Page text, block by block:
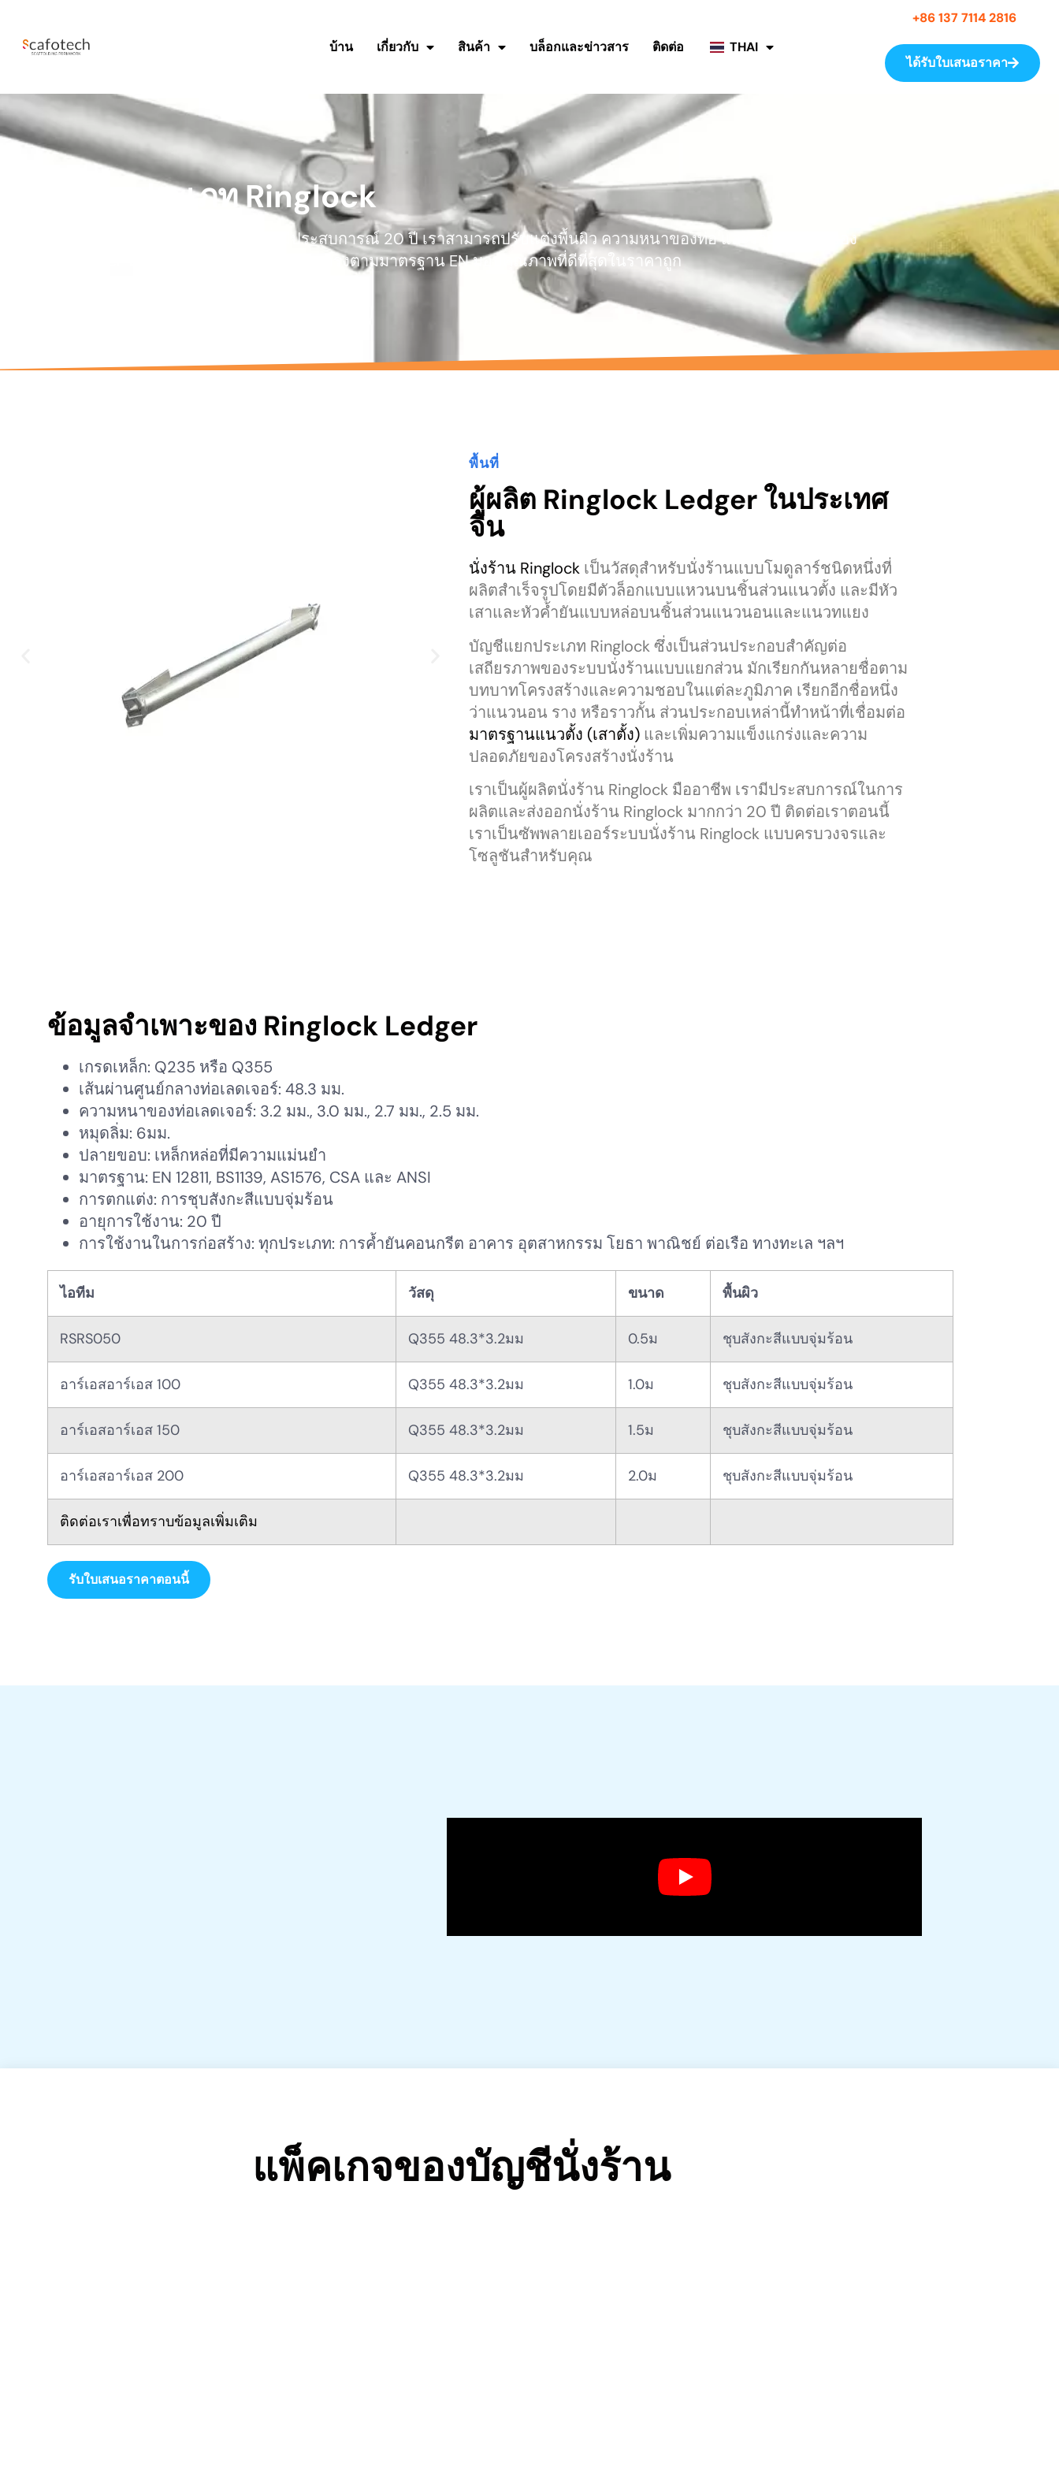
บ้าน เกี่ยวกับ สินค้า บล็อกและข่าวสาร ติดต่อ THAI
+86 137 7114 2816
ได้รับใบเสนอราคา
บัญชีแยกประเภท Ringlock
ผู้ผลิต Ringlock Ledger ในประเทศจีนซึ่งมีประสบการณ์ 20 ปี เราสามารถปรับแต่งพื้นผิว ความหนาของท่อ และรายละเอียดของ
Ringlock Ledger ได้ตามความต้องการของคุณ ตรงตามมาตรฐาน EN มอบคุณภาพที่ดีที่สุดในราคาถูก
พื้นที่
ผู้ผลิต Ringlock Ledger ในประเทศ
จีน
นั่งร้าน Ringlock เป็นวัสดุสำหรับนั่งร้านแบบโมดูลาร์ชนิดหนึ่งที่
ผลิตสำเร็จรูปโดยมีตัวล็อกแบบแหวนบนชิ้นส่วนแนวตั้ง และมีหัว
เสาและหัวค้ำยันแบบหล่อบนชิ้นส่วนแนวนอนและแนวทแยง
บัญชีแยกประเภท Ringlock ซึ่งเป็นส่วนประกอบสำคัญต่อ
เสถียรภาพของระบบนั่งร้านแบบแยกส่วน มักเรียกกันหลายชื่อตาม
บทบาทโครงสร้างและความชอบในแต่ละภูมิภาค เรียกอีกชื่อหนึ่ง
ว่าแนวนอน ราง หรือราวกั้น ส่วนประกอบเหล่านี้ทำหน้าที่เชื่อมต่อ
มาตรฐานแนวตั้ง (เสาตั้ง) และเพิ่มความแข็งแกร่งและความ
ปลอดภัยของโครงสร้างนั่งร้าน
เราเป็นผู้ผลิตนั่งร้าน Ringlock มืออาชีพ เรามีประสบการณ์ในการ
ผลิตและส่งออกนั่งร้าน Ringlock มากกว่า 20 ปี ติดต่อเราตอนนี้
เราเป็นซัพพลายเออร์ระบบนั่งร้าน Ringlock แบบครบวงจรและ
โซลูชันสำหรับคุณ
ข้อมูลจำเพาะของ Ringlock Ledger
เกรดเหล็ก: Q235 หรือ Q355
เส้นผ่านศูนย์กลางท่อเลดเจอร์: 48.3 มม.
ความหนาของท่อเลดเจอร์: 3.2 มม., 3.0 มม., 2.7 มม., 2.5 มม.
หมุดลิ่ม: 6มม.
ปลายขอบ: เหล็กหล่อที่มีความแม่นยำ
มาตรฐาน: EN 12811, BS1139, AS1576, CSA และ ANSI
การตกแต่ง: การชุบสังกะสีแบบจุ่มร้อน
อายุการใช้งาน: 20 ปี
การใช้งานในการก่อสร้าง: ทุกประเภท: การค้ำยันคอนกรีต อาคาร อุตสาหกรรม โยธา พาณิชย์ ต่อเรือ ทางทะเล ฯลฯ
ไอทีม วัสดุ ขนาด พื้นผิว
RSRS050 Q355 48.3*3.2มม 0.5ม ชุบสังกะสีแบบจุ่มร้อน
อาร์เอสอาร์เอส 100 Q355 48.3*3.2มม 1.0ม ชุบสังกะสีแบบจุ่มร้อน
อาร์เอสอาร์เอส 150 Q355 48.3*3.2มม 1.5ม ชุบสังกะสีแบบจุ่มร้อน
อาร์เอสอาร์เอส 200 Q355 48.3*3.2มม 2.0ม ชุบสังกะสีแบบจุ่มร้อน
ติดต่อเราเพื่อทราบข้อมูลเพิ่มเติม
รับใบเสนอราคาตอนนี้
แพ็คเกจของบัญชีนั่งร้าน